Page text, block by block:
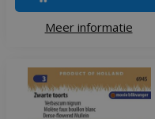
Meer informatie